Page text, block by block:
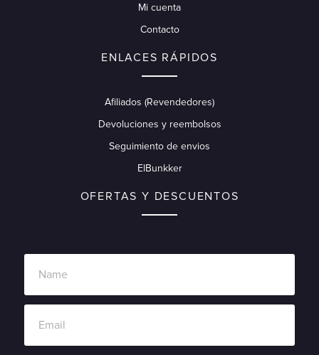
Mi cuenta
Contacto
ENLACES RÁPIDOS
Afiliados (Revendedores)
Devoluciones y reembolsos
Seguimiento de envios
ElBunkker
OFERTAS Y DESCUENTOS